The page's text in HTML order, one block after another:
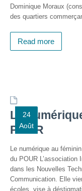
Dominique Moraux
des quartiers
Read more
24
Août
Le
POUR
Le numérique au
du POUR L’association
dans les Nouvelles
Communication. Elle
écoles, vise à
Genre-
S’outiller
outils
Box
Numérique
l’Alpha
Carnet